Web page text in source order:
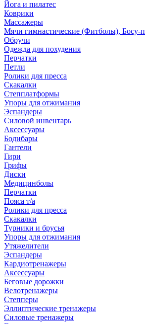
Йога и пилатес
Коврики
Массажеры
Мячи гимнастические (Фитболы), Босу-
Обручи
Одежда для похудения
Перчатки
Петли
Ролики для пресса
Скакалки
Степплатформы
Упоры для отжимания
Эспандеры
Силовой инвентарь
Аксессуары
Бодибары
Гантели
Гири
Грифы
Диски
Медицинболы
Перчатки
Пояса т/а
Ролики для пресса
Скакалки
Турники и брусья
Упоры для отжимания
Утяжелители
Эспандеры
Кардиотренажеры
Аксессуары
Беговые дорожки
Велотренажеры
Степперы
Эллиптические тренажеры
Силовые тренажеры